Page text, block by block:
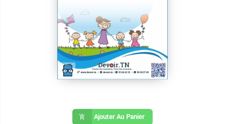
Ajouter Au Panier